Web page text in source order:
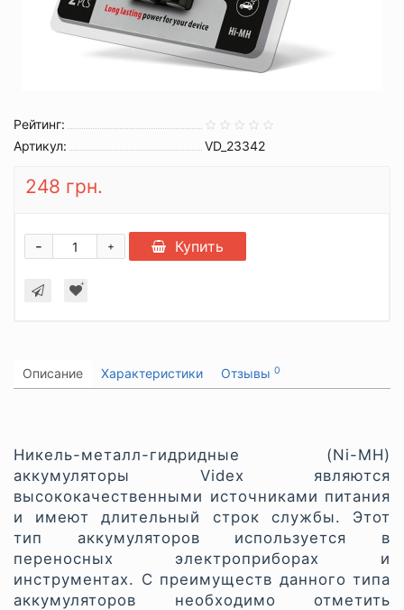
Рейтинг:
Артикул:
VD_23342
248 грн.
+
- Купить
Описание Характеристики Отзывы 0
Никель-металл-гидридные (Ni-MH)
аккумуляторы Videx являются
высококачественными источниками питания
и имеют длительный строк службы. Этот
тип аккумуляторов используется в
переносных электроприборах и
инструментах. С преимуществ данного типа
аккумуляторов необходимо отметить